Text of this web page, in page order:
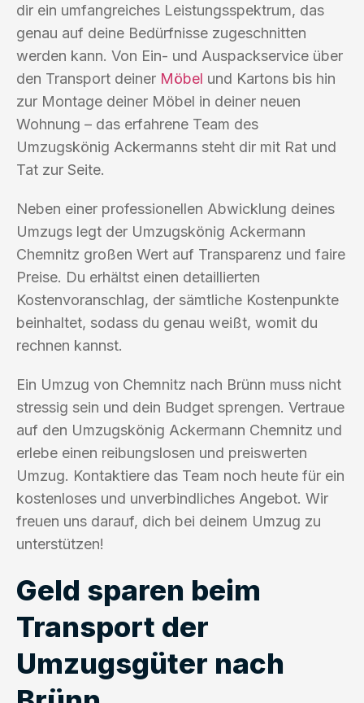
dir ein umfangreiches Leistungsspektrum, das
genau auf deine Bedürfnisse zugeschnitten
werden kann. Von Ein- und Auspackservice über
den Transport deiner Möbel und Kartons bis hin
zur Montage deiner Möbel in deiner neuen
Wohnung – das erfahrene Team des
Umzugskönig Ackermanns steht dir mit Rat und
Tat zur Seite.
Neben einer professionellen Abwicklung deines
Umzugs legt der Umzugskönig Ackermann
Chemnitz großen Wert auf Transparenz und faire
Preise. Du erhältst einen detaillierten
Kostenvoranschlag, der sämtliche Kostenpunkte
beinhaltet, sodass du genau weißt, womit du
rechnen kannst.
Ein Umzug von Chemnitz nach Brünn muss nicht
stressig sein und dein Budget sprengen. Vertraue
auf den Umzugskönig Ackermann Chemnitz und
erlebe einen reibungslosen und preiswerten
Umzug. Kontaktiere das Team noch heute für ein
kostenloses und unverbindliches Angebot. Wir
freuen uns darauf, dich bei deinem Umzug zu
unterstützen!
Geld sparen beim
Transport der
Umzugsgüter nach